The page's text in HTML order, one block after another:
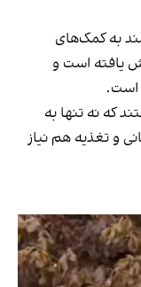
به کمک‌های
یافته است و
هستند که نه تنها به
و تغذیه هم نیاز